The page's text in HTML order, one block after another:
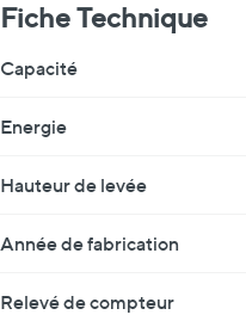
Fiche Technique
Capacité
Energie
Hauteur de levée
Année de fabrication
Relevé de compteur